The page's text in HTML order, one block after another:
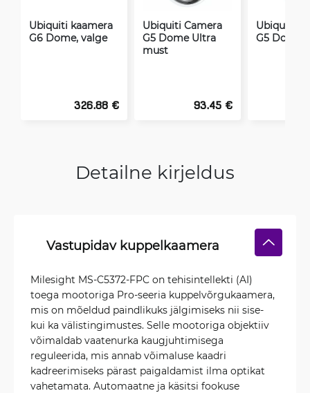
Ubiquiti kaamera
G6 Dome, valge
326.88 €
Ubiquiti Camera
G5 Dome Ultra
must
93.45 €
Ubiquiti
G5 Dome
Detailne kirjeldus
Vastupidav kuppelkaamera
Milesight MS-C5372-FPC on tehisintellekti (AI)
toega mootoriga Pro-seeria kuppelvõrgukaamera,
mis on mõeldud paindlikuks jälgimiseks nii sise-
kui ka välistingimustes. Selle mootoriga objektiiv
võimaldab vaatenurka kaugjuhtimisega
reguleerida, mis annab võimaluse kaadri
kadreerimiseks pärast paigaldamist ilma optikat
vahetamata. Automaatne ja käsitsi fookuse